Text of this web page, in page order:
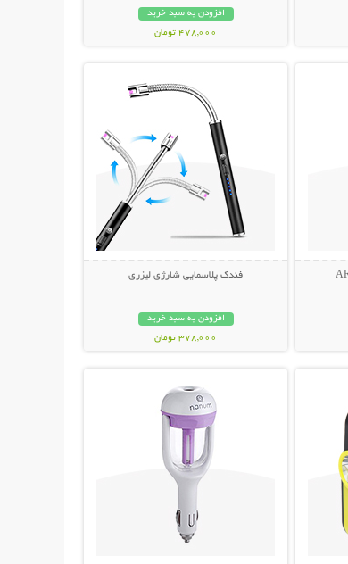
افزودن به سبد خرید
478,000 تومان
فندک پلاسمایی شارژی لیزری
افزودن به سبد خرید
378,000 تومان